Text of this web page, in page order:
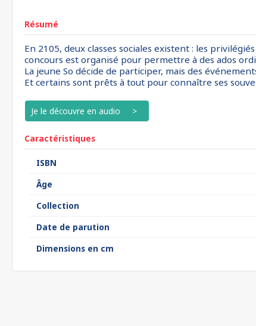
Résumé
En 2105, deux classes sociales existent : les
concours est organisé pour permettre à des ados
La jeune So décide de participer, mais des
Et certains sont prêts à tout pour connaître ses
Je le découvre en audio
Caractéristiques
ISBN
Âge
Collection
Date de parution
Dimensions en cm